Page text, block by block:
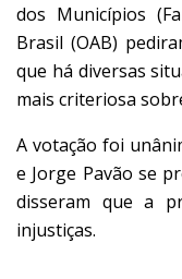
dos Municípios
Brasil (OAB)
que há diversas
mais criteriosa
A votação foi
e Jorge Pavão se
disseram que a
injustiças.